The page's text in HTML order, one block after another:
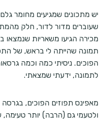
יש מתכונים שמגיעים מחומר
שעוברים מדור לדור, חלק
מכירה הגיעו משאריות
תמונה שהייתה לי בראש, של
הפוכים. ניסיתי כמה וכמה
לתמונה, ידעתי שמצאתי.
מאפינס תפוזים הפוכים,
ולטעמי גם (הרבה) יותר